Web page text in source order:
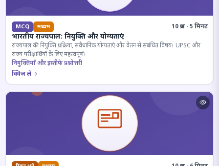
MCQ मध्यम 10 प्रश्न · 5 मिनट
भारतीय राज्यपाल: नियुक्ति और योग्यताएं
राज्यपाल की नियुक्ति प्रक्रिया, संवैधानिक योग्यताएं और वेतन से संबंधित विषय। UPSC और
राज्य परीक्षार्थियों के लिए महत्वपूर्ण।
नियुक्तियाँ और इस्तीफे प्रश्नोत्तरी
क्विज़ लें